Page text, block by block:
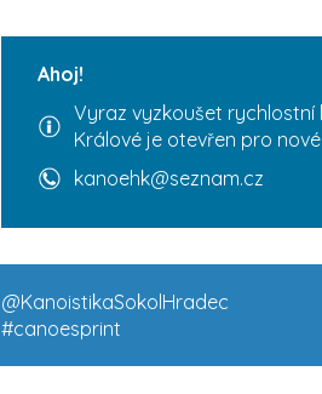
Ahoj!
Vyraz vyzkoušet rychlostní
Králové je otevřen pro nové
kanoehk@seznam.cz
@KanoistikaSokolHradec
#canoesprint